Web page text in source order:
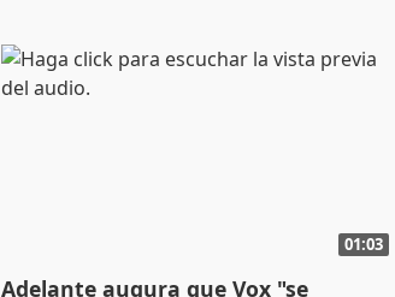
01:03
Adelante augura que Vox "se